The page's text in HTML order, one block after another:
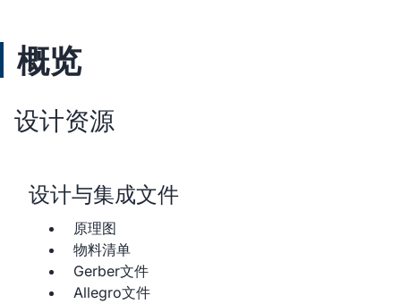
概览
设计资源
设计与集成文件
原理图
物料清单
Gerber文件
Allegro文件